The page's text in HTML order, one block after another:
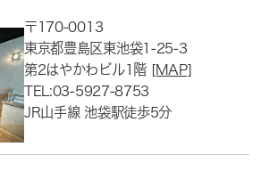
〒170-0013
東京都豊島区東池袋1-25-3
第2はやかわビル1階 [MAP]
TEL:03-5927-8753
JR山手線 池袋駅徒歩5分